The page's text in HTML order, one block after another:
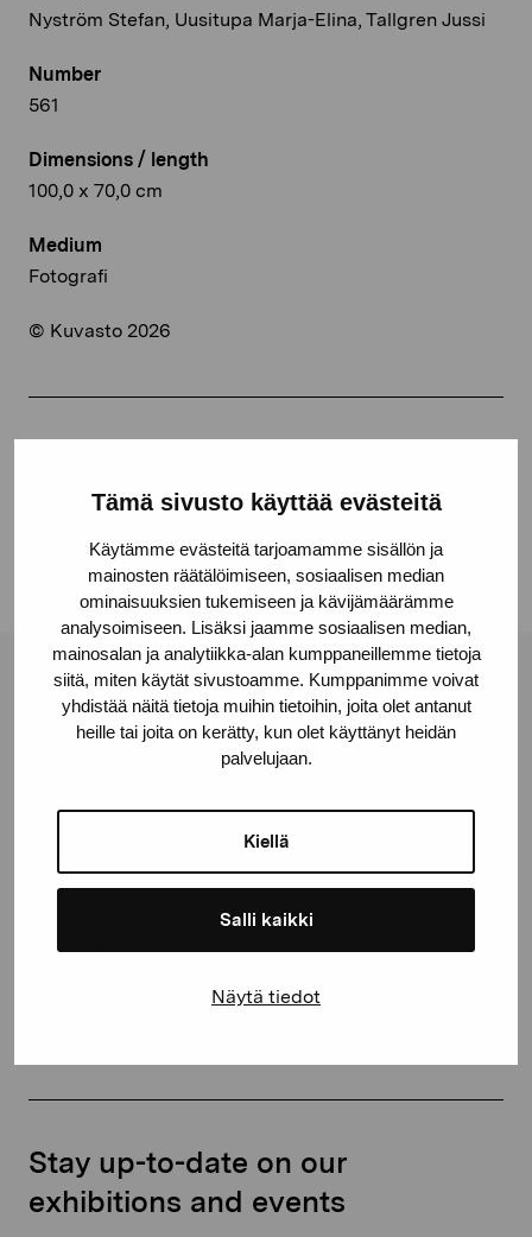
Tämä sivusto käyttää evästeitä
Käytämme evästeitä tarjoamamme sisällön ja
mainosten räätälöimiseen, sosiaalisen median
ominaisuuksien tukemiseen ja kävijämäärämme
analysoimiseen. Lisäksi jaamme sosiaalisen median,
mainosalan ja analytiikka-alan kumppaneillemme tietoja
siitä, miten käytät sivustoamme. Kumppanimme voivat
yhdistää näitä tietoja muihin tietoihin, joita olet antanut
heille tai joita on kerätty, kun olet käyttänyt heidän
palvelujaan.
Kiellä
Salli kaikki
Näytä tiedot
Nyström Stefan, Uusitupa Marja-Elina, Tallgren Jussi
Number
561
Dimensions / length
100,0 x 70,0 cm
Medium
Fotografi
© Kuvasto 2026
Facebook
Pro Artibus Foundation
+358 (0)50 371 6339
Stay up-to-date on our
exhibitions and events